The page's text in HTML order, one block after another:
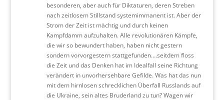
besonderen, aber auch für Diktaturen, deren Streben
nach zeitlosem Stillstand systemimmanent ist. Aber der
Strom der Zeit ist mächtig und durch keinen
Kampfdamm aufzuhalten. Alle revolutionären Kämpfe,
die wir so bewundert haben, haben nicht gestern
sondern vorvorgestern stattgefunden….seitdem floss
die Zeit und das Denken hat im Idealfall seine Richtung
verändert in unvorhersehbare Gefilde. Was hat das nun
mit dem hirnlosen schrecklichen Überfall Russlands auf
die Ukraine, sein altes Bruderland zu tun? Wagen wir